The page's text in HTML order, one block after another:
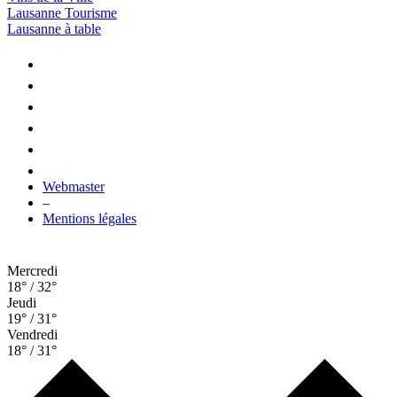
Lausanne Tourisme
Lausanne à table
Webmaster
–
Mentions légales
Mercredi
18° / 32°
Jeudi
19° / 31°
Vendredi
18° / 31°